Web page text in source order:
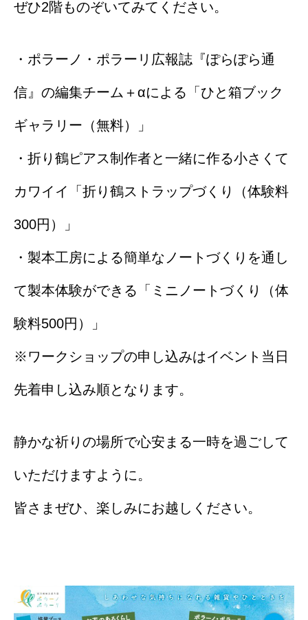
ぜひ2階ものぞいてみてください。
・ポラーノ・ポラーリ広報誌『ぽらぽら通
信』の編集チーム＋αによる「ひと箱ブック
ギャラリー（無料）」
・折り鶴ピアス制作者と一緒に作る小さくて
カワイイ「折り鶴ストラップづくり（体験料
300円）」
・製本工房による簡単なノートづくりを通し
て製本体験ができる「ミニノートづくり（体
験料500円）」
※ワークショップの申し込みはイベント当日
先着申し込み順となります。
静かな祈りの場所で心安まる一時を過ごして
いただけますように。
皆さまぜひ、楽しみにお越しください。